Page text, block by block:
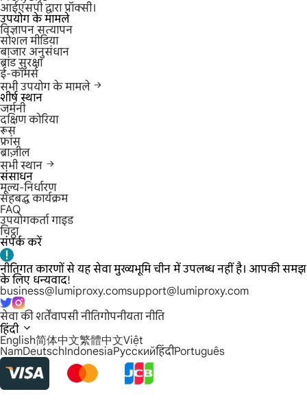
आईएसपी द्वारा प्रॉक्सी।
उपयोग के मामले
विज्ञापन सत्यापन
सोशल मीडिया
बाजार अनुसंधान
ब्रांड सुरक्षा
ई-कॉमर्स
सभी उपयोग के मामले
शीर्ष स्थान
जर्मनी
दक्षिण कोरिया
रूस
फ्रांस
ब्राज़ील
सभी स्थान
संसाधन
मूल्य-निर्धारण
सहबद्ध कार्यक्रम
FAQ
उपयोगकर्ता गाइड
चिट्ठा
संपर्क करें
नीतिगत कारणों से यह सेवा मुख्यभूमि चीन में उपलब्ध नहीं है। आपकी समझ
के लिए धन्यवाद!
business@lumiproxy.comsupport@lumiproxy.com
सेवा की शर्तेंवापसी नीतिगोपनीयता नीति
हिंदी
English简体中文繁體中文Việt
NamDeutschIndonesiaРусскийहिंदीPortuguês